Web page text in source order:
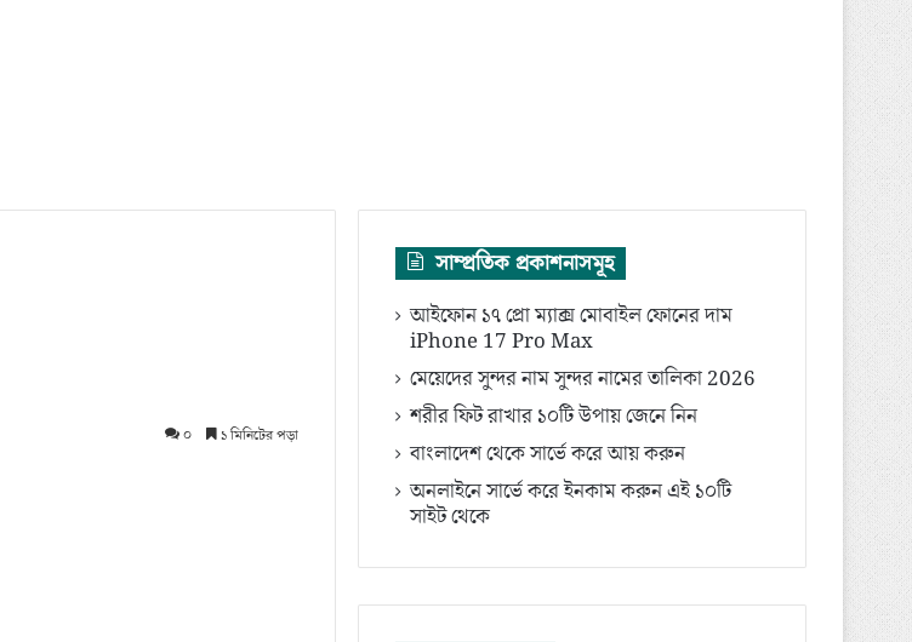
০ ১ মিনিটের পড়া
সাম্প্রতিক প্রকাশনাসমূহ
আইফোন ১৭ প্রো ম্যাক্স মোবাইল ফোনের দাম
iPhone 17 Pro Max
মেয়েদের সুন্দর নাম সুন্দর নামের তালিকা 2026
শরীর ফিট রাখার ১০টি উপায় জেনে নিন
বাংলাদেশ থেকে সার্ভে করে আয় করুন
অনলাইনে সার্ভে করে ইনকাম করুন এই ১০টি
সাইট থেকে